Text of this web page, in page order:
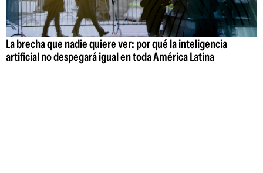
La brecha que nadie quiere ver: por qué la inteligencia
artificial no despegará igual en toda América Latina